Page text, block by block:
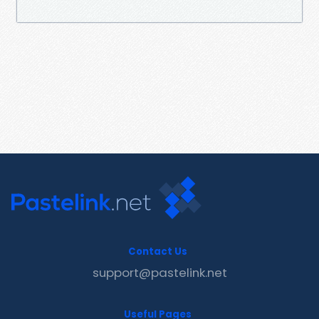
Contact Us
support@pastelink.net
Useful Pages